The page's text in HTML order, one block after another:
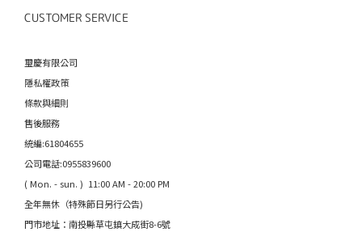
CUSTOMER SERVICE
璽慶有限公司
隱私權政策
條款與細則
售後服務
統編:61804655
公司電話:0955839600
( Mon. - sun. ) 11:00 AM - 20:00 PM
全年無休（特殊節日另行公告)
門市地址：南投縣草屯鎮大成街8-6號